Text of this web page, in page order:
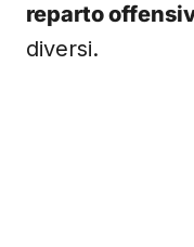
reparto
diversi.